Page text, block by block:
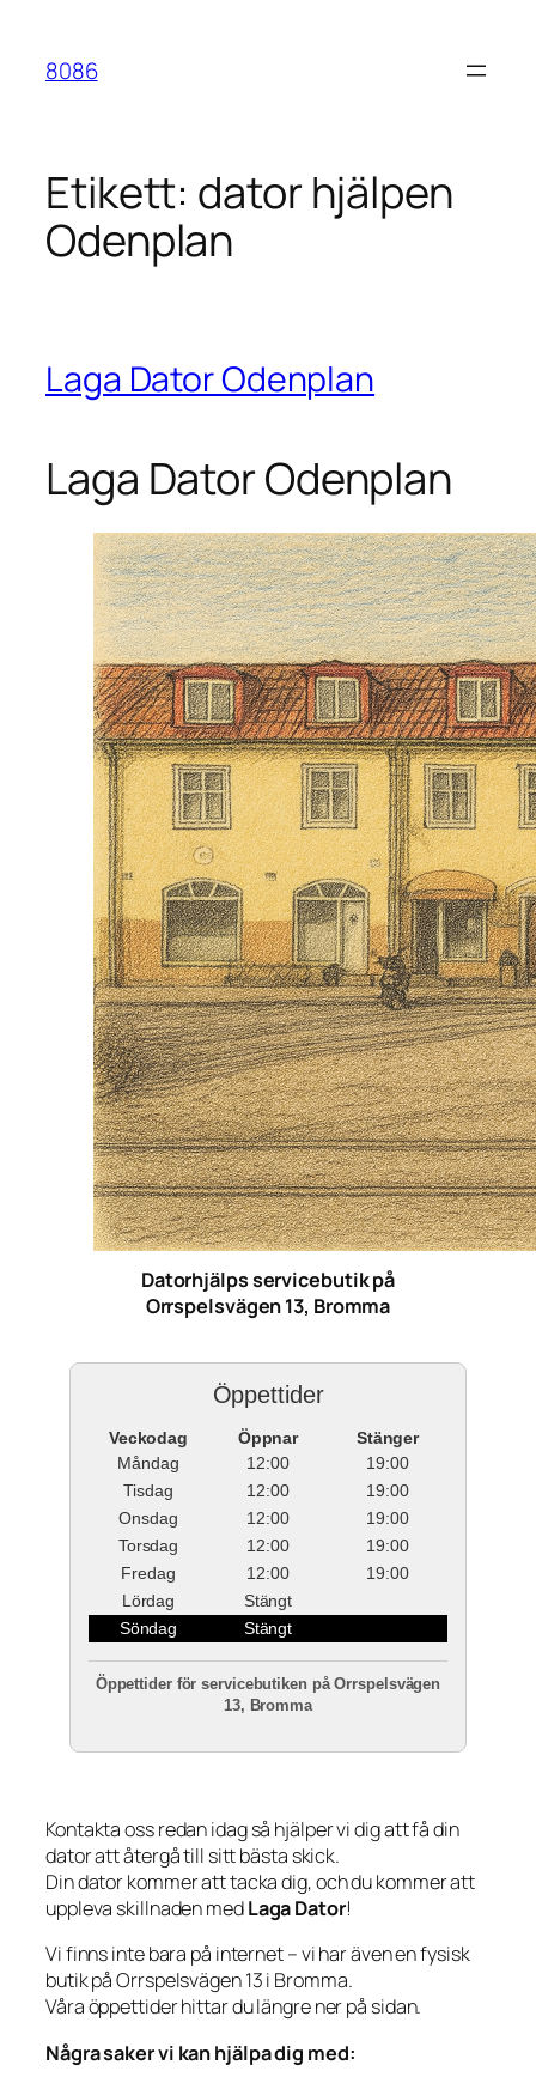
innehåll
8086
Etikett: dator hjälpen
Odenplan
Laga Dator Odenplan
Laga Dator Odenplan
Datorhjälps servicebutik på
Orrspelsvägen 13, Bromma
Öppettider
Veckodag Öppnar
Stänger
Måndag
12:00
19:00
Tisdag
12:00
19:00
Onsdag
12:00
19:00
Torsdag
12:00
19:00
Fredag
12:00
19:00
Lördag
Stängt
Söndag
Stängt
Öppettider för servicebutiken på Orrspelsvägen
13, Bromma
Kontakta oss redan idag så hjälper vi dig att få din
dator att återgå till sitt bästa skick.
Din dator kommer att tacka dig, och du kommer att
uppleva skillnaden medLaga Dator!
Vi finns inte bara på internet – vi har även en fysisk
butik på Orrspelsvägen 13 i Bromma.
Våra öppettider hittar du längre ner på sidan.
Några saker vi kan hjälpa dig med: